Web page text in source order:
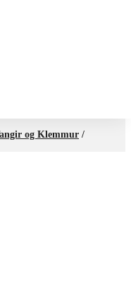
og Klemmur /